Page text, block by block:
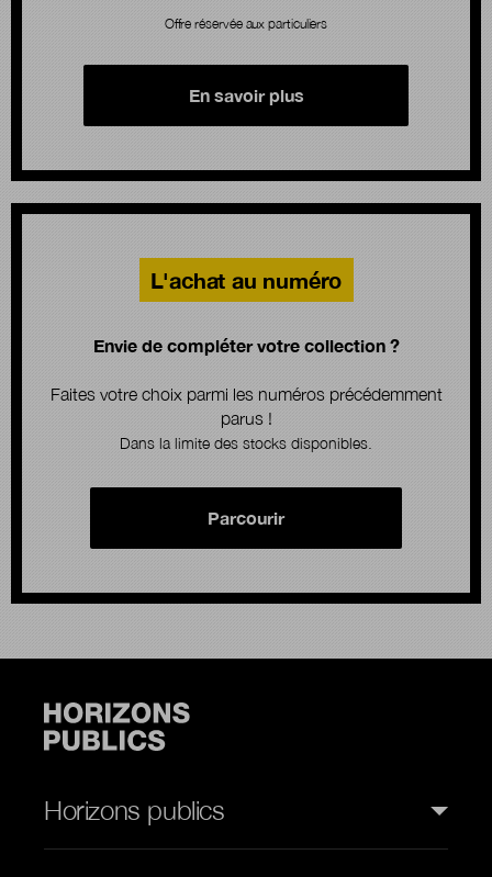
Offre réservée aux particuliers
En savoir plus
L'achat au numéro
Envie de compléter votre collection ?
Faites votre choix parmi les numéros précédemment
parus !
Dans la limite des stocks disponibles.
Parcourir
Horizons publics